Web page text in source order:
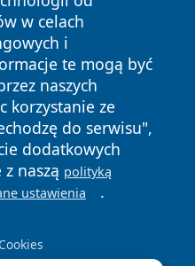
w celach
i
te mogą być
naszych
korzystanie ze
do serwisu",
dodatkowych
naszą polityką
ustawienia .
Wszystkie prawa
Polityka
Cookies